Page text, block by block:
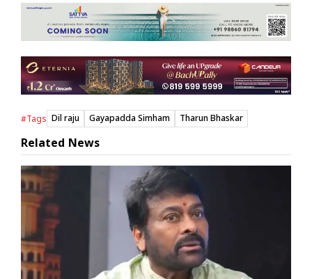
#Tags Dil raju Gayapadda Simham Tharun Bhaskar
Related News